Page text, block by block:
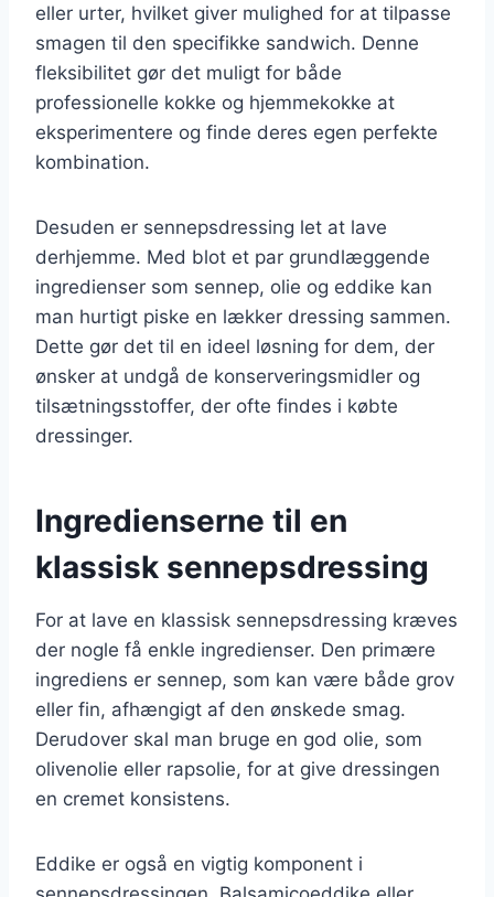
eller urter, hvilket giver mulighed for at tilpasse
smagen til den specifikke sandwich. Denne
fleksibilitet gør det muligt for både
professionelle kokke og hjemmekokke at
eksperimentere og finde deres egen perfekte
kombination.
Desuden er sennepsdressing let at lave
derhjemme. Med blot et par grundlæggende
ingredienser som sennep, olie og eddike kan
man hurtigt piske en lækker dressing sammen.
Dette gør det til en ideel løsning for dem, der
ønsker at undgå de konserveringsmidler og
tilsætningsstoffer, der ofte findes i købte
dressinger.
Ingredienserne til en
klassisk sennepsdressing
For at lave en klassisk sennepsdressing kræves
der nogle få enkle ingredienser. Den primære
ingrediens er sennep, som kan være både grov
eller fin, afhængigt af den ønskede smag.
Derudover skal man bruge en god olie, som
olivenolie eller rapsolie, for at give dressingen
en cremet konsistens.
Eddike er også en vigtig komponent i